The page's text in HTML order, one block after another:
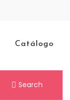
Catálogo
Search